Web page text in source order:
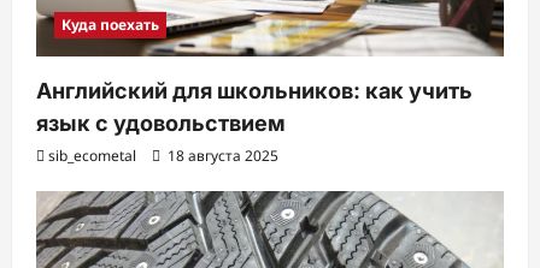
Куда поехать
Английский для школьников: как учить
язык с удовольствием
sib_ecometal 18 августа 2025